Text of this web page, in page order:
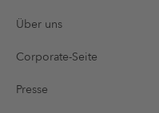
Über uns
Corporate-Seite
Presse